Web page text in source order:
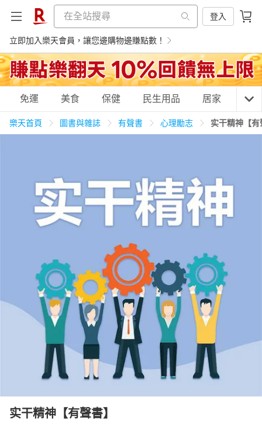
登入
立即加入樂天會員，讓您邊購物邊賺點數！
購物網分類
居家生活 3C家電 運動休閒 親子玩具
男裝 化妝保養 情趣用品
日本購物 電子/紙本書
HOT
免運 美食 保健 民生用品 居家 3C
樂天首頁 圖書與雜誌 有聲書 心理勵志 实干精神【有
实干精神【有聲書】